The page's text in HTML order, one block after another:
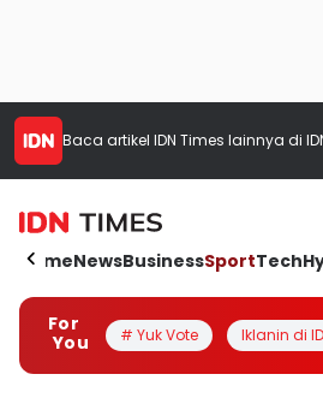
Baca artikel IDN Times lainnya di
HomeNewsBusinessSportTech
For
You
# Yuk Vote Iklanin di